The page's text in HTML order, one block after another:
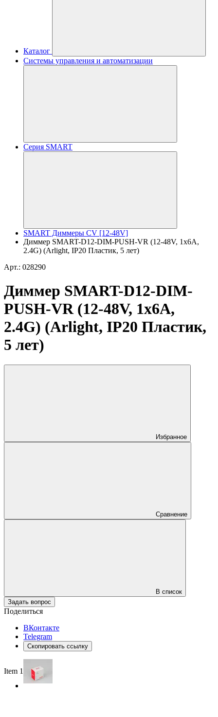
Каталог
Системы управления и автоматизации
Серия SMART
SMART Диммеры CV [12-48V]
Диммер SMART-D12-DIM-PUSH-VR (12-48V, 1x6A,
2.4G) (Arlight, IP20 Пластик, 5 лет)
Арт.: 028290
Диммер SMART-D12-DIM-
PUSH-VR (12-48V, 1x6A,
2.4G) (Arlight, IP20 Пластик,
5 лет)
Избранное
Сравнение
В список
Задать вопрос
Поделиться
ВКонтакте
Telegram
Скопировать ссылку
Item 1 of 2